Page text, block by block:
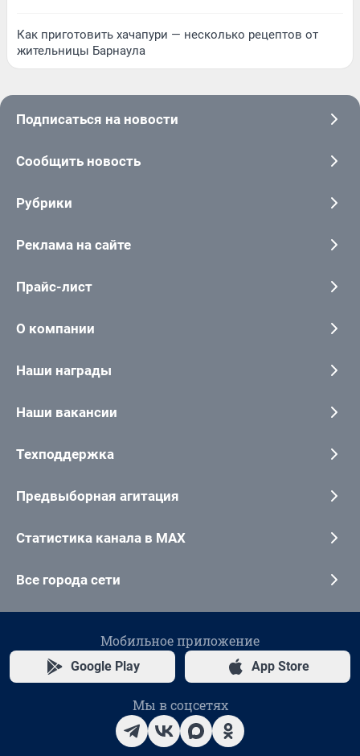
Как приготовить хачапури — несколько рецептов от
жительницы Барнаула
Подписаться на новости
Сообщить новость
Рубрики
Реклама на сайте
Прайс-лист
О компании
Наши награды
Наши вакансии
Техподдержка
Предвыборная агитация
Статистика канала в MAX
Все города сети
Мобильное приложение
Google Play App Store
Мы в соцсетях